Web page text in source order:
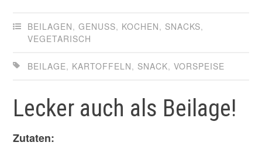
BEILAGEN,GENUSS, KOCHEN, SNACKS,
VEGETARISCH
BEILAGE, KARTOFFELN, SNACK,VORSPEISE
Lecker auch als Beilage!
Zutaten: